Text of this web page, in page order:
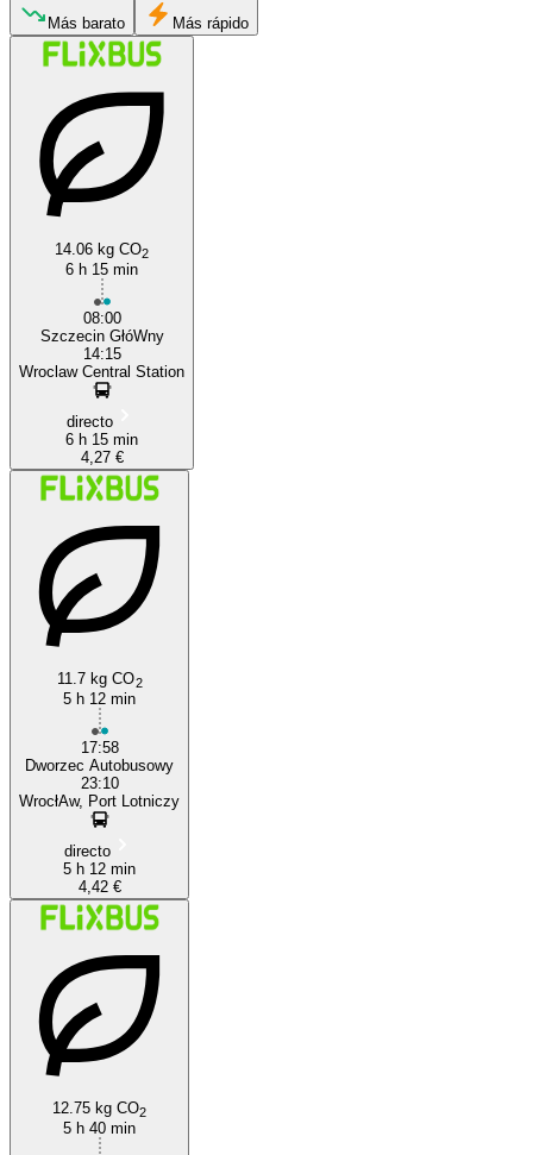
Szczecin
Más barato Más rápido
14.06 kg CO2
6 h 15 min
08:00
Szczecin GłóWny
14:15
Wroclaw Central Station
directo
6 h 15 min
4,27 €
11.7 kg CO2
5 h 12 min
17:58
Dworzec Autobusowy
23:10
WrocłAw, Port Lotniczy
directo
5 h 12 min
4,42 €
12.75 kg CO2
5 h 40 min